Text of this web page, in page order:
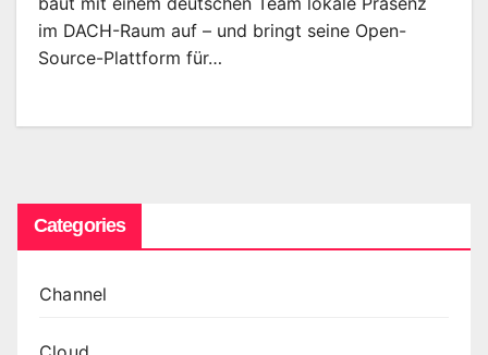
im DACH-Raum auf – und bringt seine Open-
Source-Plattform für…
Categories
Channel